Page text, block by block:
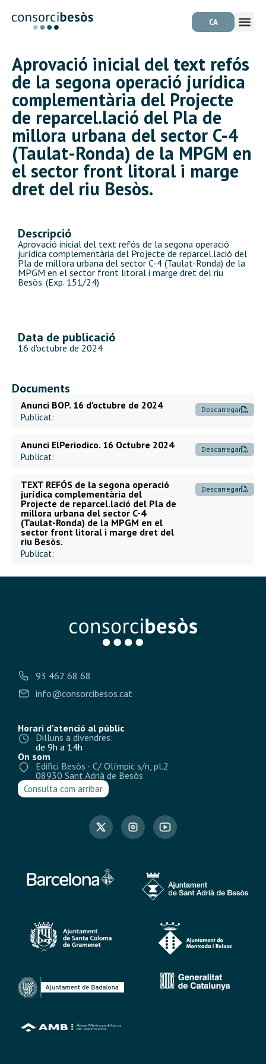
CA
Aprovació inicial del text refós
de la segona operació jurídica
complementària del Projecte
de reparcel.lació del Pla de
millora urbana del sector C-4
(Taulat-Ronda) de la MPGM en
el sector front litoral i marge
dret del riu Besòs.
Descripció
Aprovació inicial del text refós de la segona operació
jurídica complementària del Projecte de reparcel.lació del
Pla de millora urbana del sector C-4 (Taulat-Ronda) de la
MPGM en el sector front litoral i marge dret del riu
Besòs. (Exp. 151/24)
Data de publicació
16 d'octubre de 2024
Documents
Anunci BOP. 16 d'octubre de 2024 Descarregar
Publicat:
Anunci ElPeriodico. 16 Octubre 2024 Descarregar
Publicat:
TEXT REFÓS de la segona operació
jurídica complementària del
Projecte de reparcel.lació del Pla de
millora urbana del sector C-4
(Taulat-Ronda) de la MPGM en el
sector front litoral i marge dret del
riu Besòs.
Descarregar
Publicat:
93 462 68 68
info@consorcibesos.cat
Horari d’atenció al públic
Dilluns a divendres:
de 9h a 14h
On som
Edifici Besòs - C/ Olímpic s/n, pl.2
08930 Sant Adrià de Besòs
Consulta com arribar